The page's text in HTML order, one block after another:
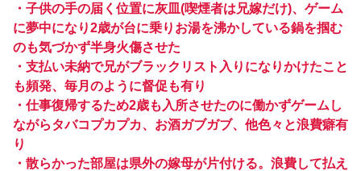
・子供の手の届く位置に灰皿(喫煙者は兄嫁だけ)、ゲーム
に夢中になり2歳が台に乗りお湯を沸かしている鍋を掴む
のも気づかず半身火傷させた
・支払い未納で兄がブラックリスト入りになりかけたこと
も頻発、毎月のように督促も有り
・仕事復帰するため2歳も入所させたのに働かずゲームし
ながらタバコプカプカ、お酒ガブガブ、他色々と浪費癖有
り
・散らかった部屋は県外の嫁母が片付ける。浪費して払え